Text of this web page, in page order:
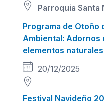
Parroquia Santa
Programa de Otoño
Ambiental: Adornos
elementos naturales
20/12/2025
Festival Navideño